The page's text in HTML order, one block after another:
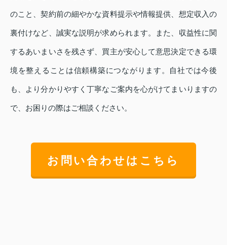
のこと、契約前の細やかな資料提示や情報提供、想定収入の
裏付けなど、誠実な説明が求められます。また、収益性に関
するあいまいさを残さず、買主が安心して意思決定できる環
境を整えることは信頼構築につながります。自社では今後
も、より分かりやすく丁寧なご案内を心がけてまいりますの
で、お困りの際はご相談ください。
お問い合わせはこちら